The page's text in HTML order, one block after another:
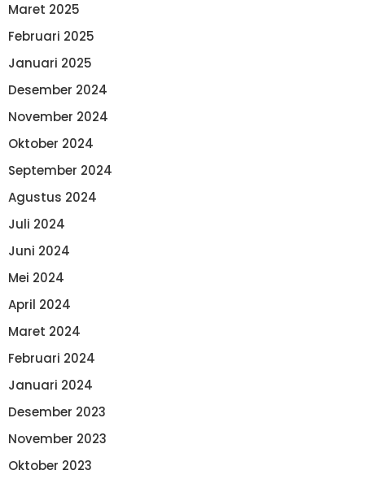
Maret 2025
Februari 2025
Januari 2025
Desember 2024
November 2024
Oktober 2024
September 2024
Agustus 2024
Juli 2024
Juni 2024
Mei 2024
April 2024
Maret 2024
Februari 2024
Januari 2024
Desember 2023
November 2023
Oktober 2023